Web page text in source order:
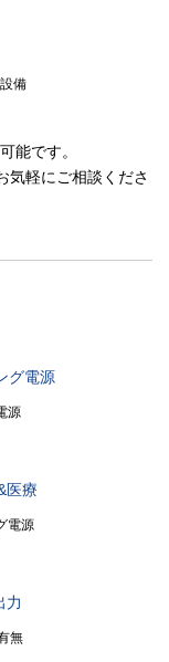
備
能です。
気軽にご相談くださ
グ電源
源
医療
電源
力
無